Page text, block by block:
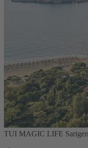
TUI MAGIC LIFE